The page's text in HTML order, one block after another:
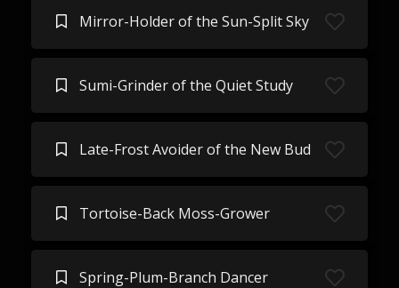
Mirror-Holder of the Sun-Split Sky
Sumi-Grinder of the Quiet Study
Late-Frost Avoider of the New Bud
Tortoise-Back Moss-Grower
Spring-Plum-Branch Dancer